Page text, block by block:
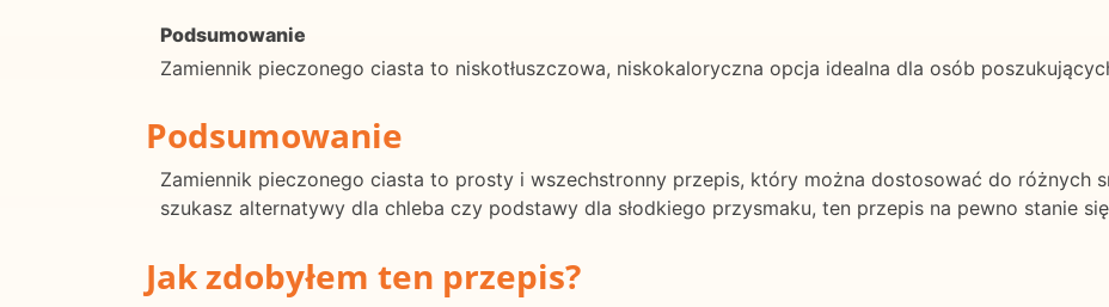
Podsumowanie
Zamiennik pieczonego ciasta to niskotłuszczowa, niskokaloryczna opcja idealna dla osób
Podsumowanie
Zamiennik pieczonego ciasta to prosty i wszechstronny przepis, który można dostosować do różnych
szukasz alternatywy dla chleba czy podstawy dla słodkiego przysmaku, ten przepis na pewno stanie
Jak zdobyłem ten przepis?